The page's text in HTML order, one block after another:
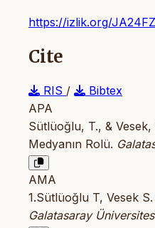
https://izlik.org/
Cite
RIS /
Bibtex
APA
Sütlüoğlu, T., &
Medyanın Rolü.
AMA
1.Sütlüoğlu T, Vesek
Galatasaray